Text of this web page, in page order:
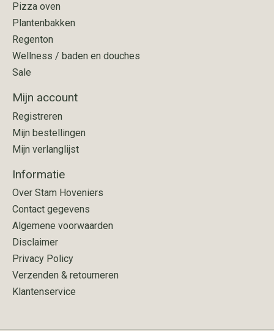
Pizza oven
Plantenbakken
Regenton
Wellness / baden en douches
Sale
Mijn account
Registreren
Mijn bestellingen
Mijn verlanglijst
Informatie
Over Stam Hoveniers
Contact gegevens
Algemene voorwaarden
Disclaimer
Privacy Policy
Verzenden & retourneren
Klantenservice